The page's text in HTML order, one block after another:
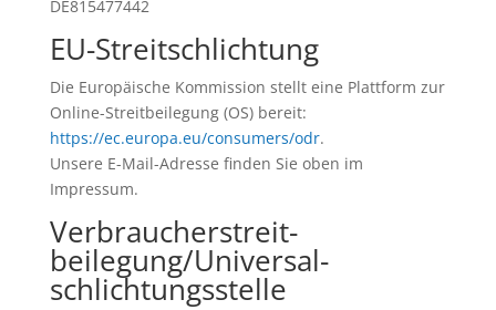
DE815477442
EU-Streitschlichtung
Die Europäische Kommission stellt eine Plattform zur
Online-Streitbeilegung (OS) bereit:
https://ec.europa.eu/consumers/odr.
Unsere E-Mail-Adresse finden Sie oben im
Impressum.
Verbraucher­streit­
beilegung/Universal­
schlichtungs­stelle